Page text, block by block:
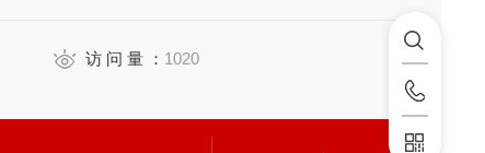
访 问 量 ： 1020